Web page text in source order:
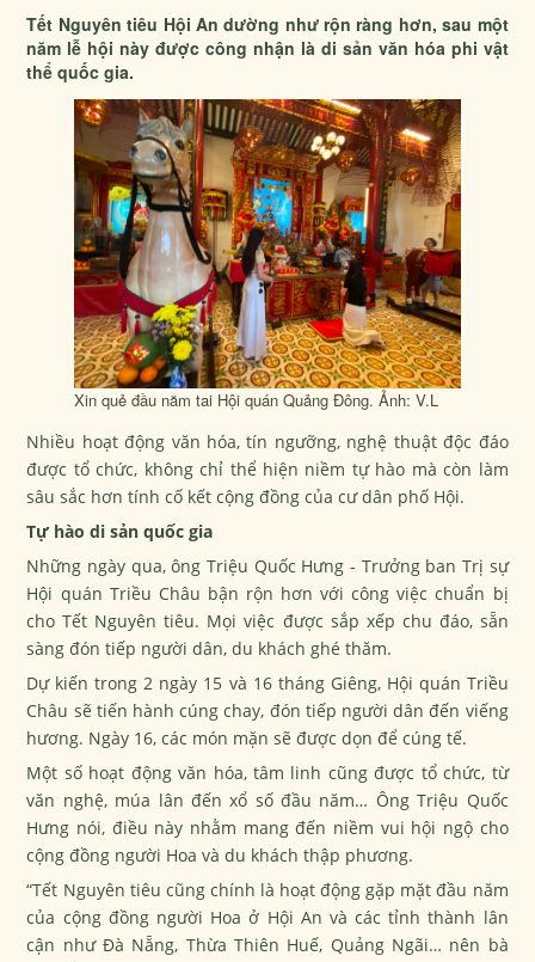
Tết Nguyên tiêu Hội An dường như rộn ràng hơn, sau một
năm lễ hội này được công nhận là di sản văn hóa phi vật
thể quốc gia.
Xin quẻ đầu năm tai Hội quán Quảng Đông. Ảnh: V.L
Nhiều hoạt động văn hóa, tín ngưỡng, nghệ thuật độc đáo
được tổ chức, không chỉ thể hiện niềm tự hào mà còn làm
sâu sắc hơn tính cố kết cộng đồng của cư dân phố Hội.
Tự hào di sản quốc gia
Những ngày qua, ông Triệu Quốc Hưng - Trưởng ban Trị sự
Hội quán Triều Châu bận rộn hơn với công việc chuẩn bị
cho Tết Nguyên tiêu. Mọi việc được sắp xếp chu đáo, sẵn
sàng đón tiếp người dân, du khách ghé thăm.
Dự kiến trong 2 ngày 15 và 16 tháng Giêng, Hội quán Triều
Châu sẽ tiến hành cúng chay, đón tiếp người dân đến viếng
hương. Ngày 16, các món mặn sẽ được dọn để cúng tế.
Một số hoạt động văn hóa, tâm linh cũng được tổ chức, từ
văn nghệ, múa lân đến xổ số đầu năm… Ông Triệu Quốc
Hưng nói, điều này nhằm mang đến niềm vui hội ngộ cho
cộng đồng người Hoa và du khách thập phương.
“Tết Nguyên tiêu cũng chính là hoạt động gặp mặt đầu năm
của cộng đồng người Hoa ở Hội An và các tỉnh thành lân
cận như Đà Nẵng, Thừa Thiên Huế, Quảng Ngãi… nên bà